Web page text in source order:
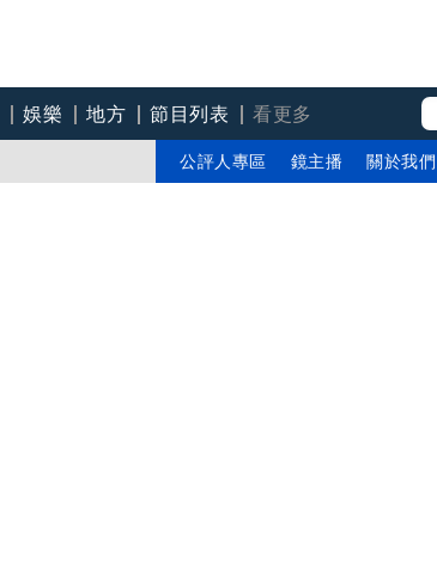
娛樂 地方 節目列表
看更多
公評人專區 鏡主播 關於我們